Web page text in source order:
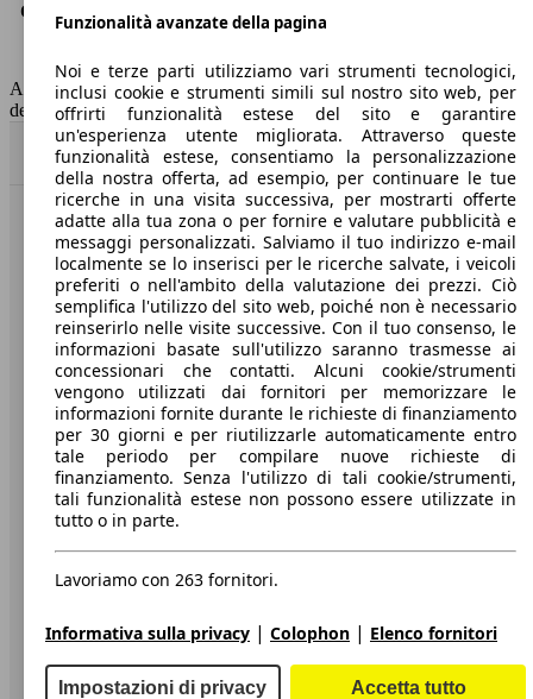
Consumo (combinato)*
11.2 l/100km
Capacità del serbatoio
80 l
AutoScout24 non si assume alcuna responsabilità per la correttezza
dei dati.
Torna su
Benvenuti su AutoScout24, il mercato auto europeo.
Società
A proposito di AutoScout24
Stampa
Media
Condizioni generali
Informazioni
Privacy
Dichiarazione di Accessibilità
Servizi
Area rivenditori
Funzionalità avanzate della pagina
Noi e terze parti utilizziamo vari strumenti tecnologici,
inclusi cookie e strumenti simili sul nostro sito web, per
offrirti funzionalità estese del sito e garantire
un'esperienza utente migliorata. Attraverso queste
funzionalità estese, consentiamo la personalizzazione
della nostra offerta, ad esempio, per continuare le tue
ricerche in una visita successiva, per mostrarti offerte
adatte alla tua zona o per fornire e valutare pubblicità e
messaggi personalizzati. Salviamo il tuo indirizzo e-mail
localmente se lo inserisci per le ricerche salvate, i veicoli
preferiti o nell'ambito della valutazione dei prezzi. Ciò
semplifica l'utilizzo del sito web, poiché non è necessario
reinserirlo nelle visite successive. Con il tuo consenso, le
informazioni basate sull'utilizzo saranno trasmesse ai
concessionari che contatti. Alcuni cookie/strumenti
vengono utilizzati dai fornitori per memorizzare le
informazioni fornite durante le richieste di finanziamento
per 30 giorni e per riutilizzarle automaticamente entro
tale periodo per compilare nuove richieste di
finanziamento. Senza l'utilizzo di tali cookie/strumenti,
tali funzionalità estese non possono essere utilizzate in
tutto o in parte.
Lavoriamo con 263 fornitori.
Informativa sulla privacy | Colophon | Elenco fornitori
Impostazioni di privacy Accetta tutto